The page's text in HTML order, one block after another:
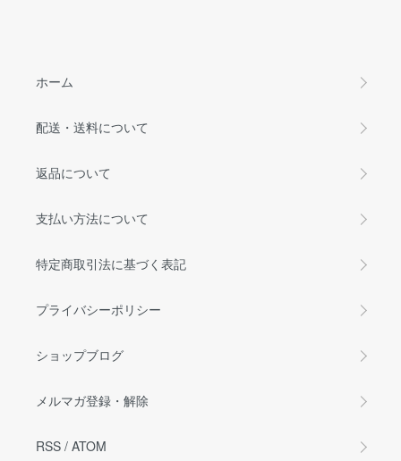
ホーム
配送・送料について
返品について
支払い方法について
特定商取引法に基づく表記
プライバシーポリシー
ショップブログ
メルマガ登録・解除
RSS / ATOM